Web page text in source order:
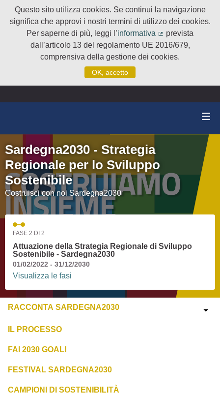
Questo sito utilizza cookies. Se continui la navigazione
significa che approvi i nostri termini di utilizzo dei cookies.
Per saperne di più, leggi l’informativa
(Collegamento
prevista
dall’articolo 13 del regolamento UE 2016/679,
comprensiva della gestione dei cookies.
OK, accetto
Sardegna2030 - Strategia
Regionale per lo Sviluppo
Sostenibile
Costruisci con noi Sardegna2030
FASE 2 DI 2
Attuazione della Strategia Regionale di Sviluppo
Sostenibile - Sardegna2030
01/02/2022 - 31/12/2030
Visualizza le fasi
RACCONTA SARDEGNA2030
IL PROCESSO
FAI 2030 GOAL!
FESTIVAL SARDEGNA2030
CAMPIONI DI SOSTENIBILITÀ